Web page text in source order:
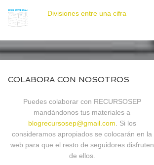
Divisiones entre una cifra
COLABORA CON NOSOTROS
Puedes colaborar con RECURSOSEP
mandándonos tus materiales a
blogrecursosep@gmail.com . Si los
consideramos apropiados se colocarán en la
web para que el resto de seguidores disfruten
de ellos.